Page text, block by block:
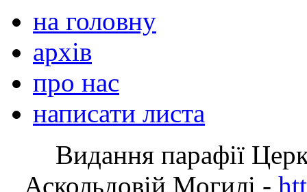
на головну
архів
про нас
написати листа
Видання парафії
Аскольдовій Могилі -